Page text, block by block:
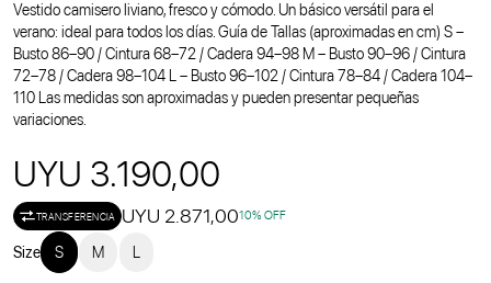
Vestido camisero liviano, fresco y cómodo. Un básico versátil para el
verano: ideal para todos los días. Guía de Tallas (aproximadas en cm) S –
Busto 86–90 / Cintura 68–72 / Cadera 94–98 M – Busto 90–96 / Cintura
72–78 / Cadera 98–104 L – Busto 96–102 / Cintura 78–84 / Cadera 104–
110 Las medidas son aproximadas y pueden presentar pequeñas
variaciones.
UYU 3.190,00
TRANSFERENCIA UYU 2.871,0010% OFF
Size S M L